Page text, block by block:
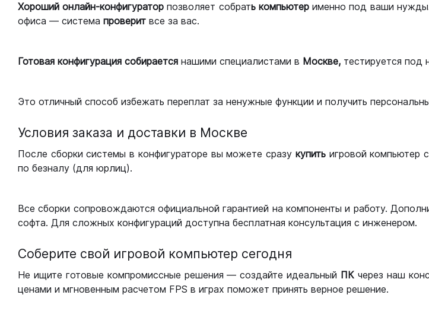
Хороший онлайн-конфигуратор позволяет собрать компьютерименно под ваши
офиса — система проверит все за вас.
Готовая конфигурация собирается нашими специалистами в Москве, тестируется под
Это отличный способ избежать переплат за ненужные функции и получить
Условия заказа и доставки в Москве
После сборки системы в конфигураторе вы можете сразу купитьигровой компьютер
по безналу (для юрлиц).
Все сборки сопровождаются официальной гарантией на компоненты и работу.
софта. Для сложных конфигураций доступна бесплатная консультация с инженером.
Соберите свой игровой компьютер сегодня
Не ищите готовые компромиссные решения — создайте идеальный ПК через наш
ценами и мгновенным расчетом FPS в играх поможет принять верное решение.